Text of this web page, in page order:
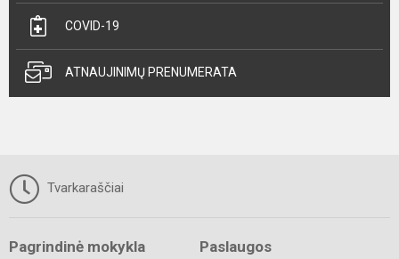
COVID-19
ATNAUJINIMŲ PRENUMERATA
Tvarkaraščiai
Pagrindinė mokykla Paslaugos